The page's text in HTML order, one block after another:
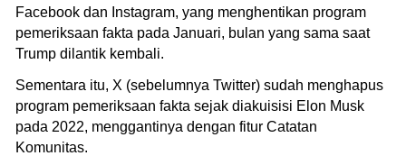
Facebook dan Instagram, yang menghentikan program
pemeriksaan fakta pada Januari, bulan yang sama saat
Trump dilantik kembali.
Sementara itu, X (sebelumnya Twitter) sudah menghapus
program pemeriksaan fakta sejak diakuisisi Elon Musk
pada 2022, menggantinya dengan fitur Catatan
Komunitas.